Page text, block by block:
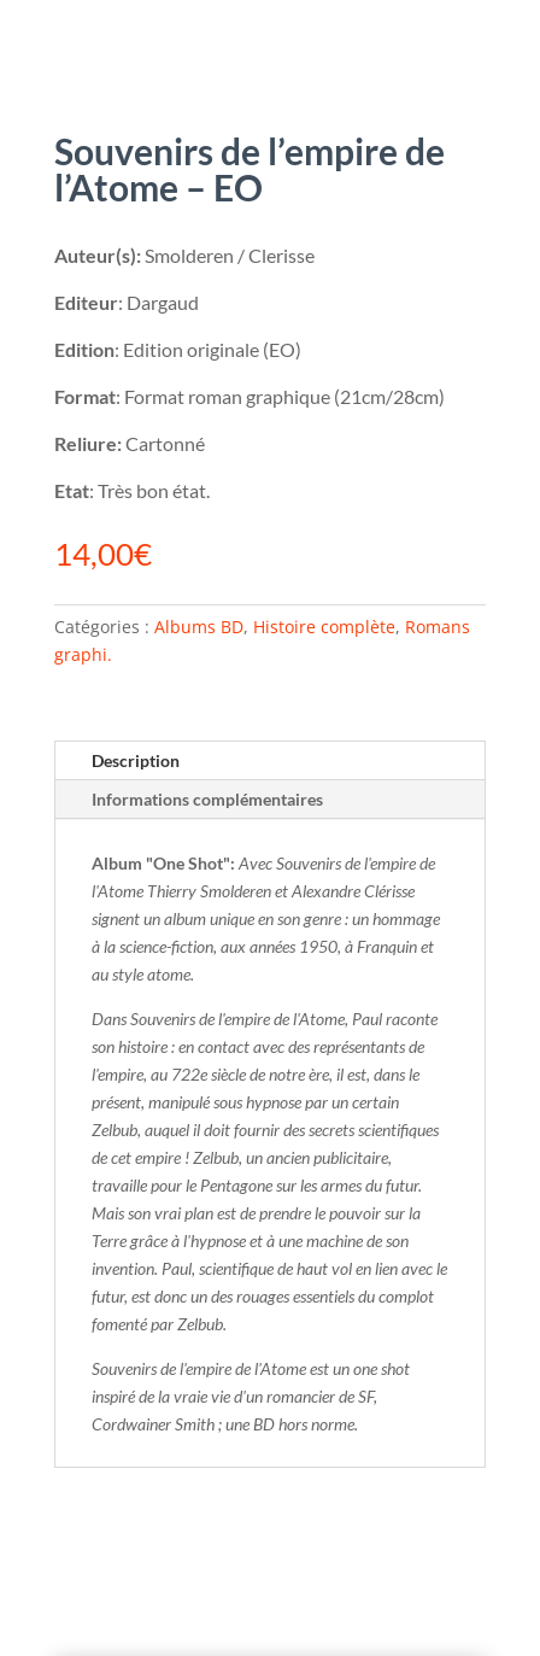
Souvenirs de l’empire de
l’Atome – EO
Auteur(s):Smolderen / Clerisse
Editeur: Dargaud
Edition: Edition originale (EO)
Format: Format roman graphique (21cm/28cm)
Reliure:Cartonné
Etat: Très bon état.
14,00€
Catégories : Albums BD, Histoire complète, Romans
graphi.
Description
Informations complémentaires
Album "One Shot": Avec Souvenirs de l'empire de
l'Atome Thierry Smolderen et Alexandre Clérisse
signent un album unique en son genre : un hommage
à la science-fiction, aux années 1950, à Franquin et
au style atome.
Dans Souvenirs de l'empire de l'Atome, Paul raconte
son histoire : en contact avec des représentants de
l'empire, au 722e siècle de notre ère, il est, dans le
présent, manipulé sous hypnose par un certain
Zelbub, auquel il doit fournir des secrets scientifiques
de cet empire ! Zelbub, un ancien publicitaire,
travaille pour le Pentagone sur les armes du futur.
Mais son vrai plan est de prendre le pouvoir sur la
Terre grâce à l'hypnose et à une machine de son
invention. Paul, scientifique de haut vol en lien avec le
futur, est donc un des rouages essentiels du complot
fomenté par Zelbub.
Souvenirs de l'empire de l'Atome est un one shot
inspiré de la vraie vie d'un romancier de SF,
Cordwainer Smith ; une BD hors norme.